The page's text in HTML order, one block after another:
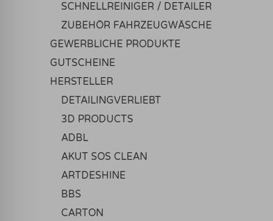
SCHNELLREINIGER / DETAILER
ZUBEHÖR FAHRZEUGWÄSCHE
GEWERBLICHE PRODUKTE
GUTSCHEINE
HERSTELLER
DETAILINGVERLIEBT
3D PRODUCTS
ADBL
AKUT SOS CLEAN
ARTDESHINE
BBS
CARTON